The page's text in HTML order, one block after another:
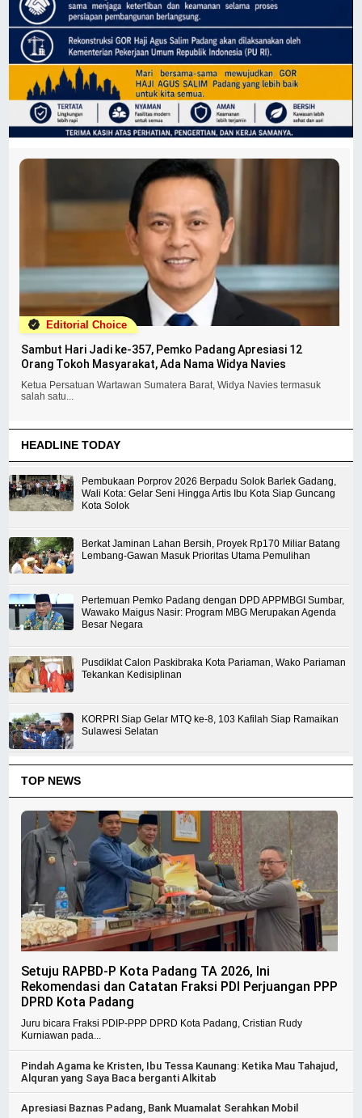
Editorial Choice
Sambut Hari Jadi ke-357, Pemko Padang Apresiasi 12
Orang Tokoh Masyarakat, Ada Nama Widya Navies
Ketua Persatuan Wartawan Sumatera Barat, Widya Navies termasuk
salah satu...
HEADLINE TODAY
Pembukaan Porprov 2026 Berpadu Solok Barlek Gadang,
Wali Kota: Gelar Seni Hingga Artis Ibu Kota Siap Guncang
Kota Solok
Berkat Jaminan Lahan Bersih, Proyek Rp170 Miliar Batang
Lembang-Gawan Masuk Prioritas Utama Pemulihan
Pertemuan Pemko Padang dengan DPD APPMBGI Sumbar,
Wawako Maigus Nasir: Program MBG Merupakan Agenda
Besar Negara
Pusdiklat Calon Paskibraka Kota Pariaman, Wako Pariaman
Tekankan Kedisiplinan
KORPRI Siap Gelar MTQ ke-8, 103 Kafilah Siap Ramaikan
Sulawesi Selatan
TOP NEWS
Setuju RAPBD-P Kota Padang TA 2026, Ini
Rekomendasi dan Catatan Fraksi PDI Perjuangan PPP
DPRD Kota Padang
Juru bicara Fraksi PDIP-PPP DPRD Kota Padang, Cristian Rudy
Kurniawan pada...
Pindah Agama ke Kristen, Ibu Tessa Kaunang: Ketika Mau Tahajud,
Alquran yang Saya Baca berganti Alkitab
Apresiasi Baznas Padang, Bank Muamalat Serahkan Mobil